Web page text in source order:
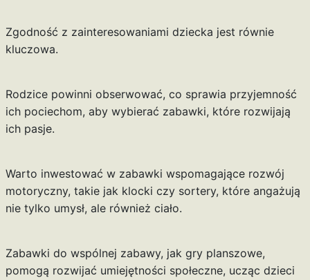
Zgodność z zainteresowaniami dziecka jest równie
kluczowa.
Rodzice powinni obserwować, co sprawia przyjemność
ich pociechom, aby wybierać zabawki, które rozwijają
ich pasje.
Warto inwestować w zabawki wspomagające rozwój
motoryczny, takie jak klocki czy sortery, które angażują
nie tylko umysł, ale również ciało.
Zabawki do wspólnej zabawy, jak gry planszowe,
pomogą rozwijać umiejętności społeczne, ucząc dzieci